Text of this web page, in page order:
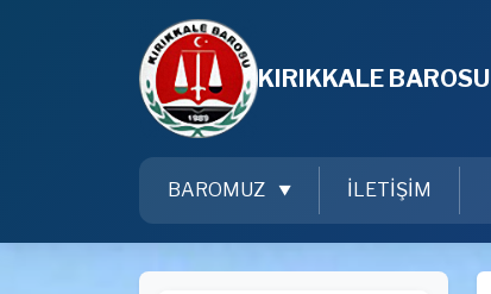
KIRIKKALE BAROSU
BAROMUZ İLETİŞİM